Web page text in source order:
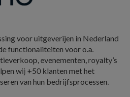
voor uitgeverijen in Nederland
functionaliteiten voor o.a.
evenementen, royalty’s
wij +50 klanten met het
van hun bedrijfsprocessen.